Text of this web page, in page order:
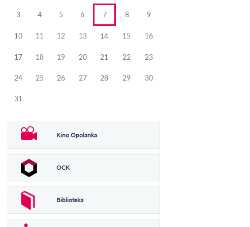
3 4 5 6 7 8 9
10 11 12 13 14 15 16
17 18 19 20 21 22 23
24 25 26 27 28 29 30
31
Kino Opolanka
OCK
Biblioteka